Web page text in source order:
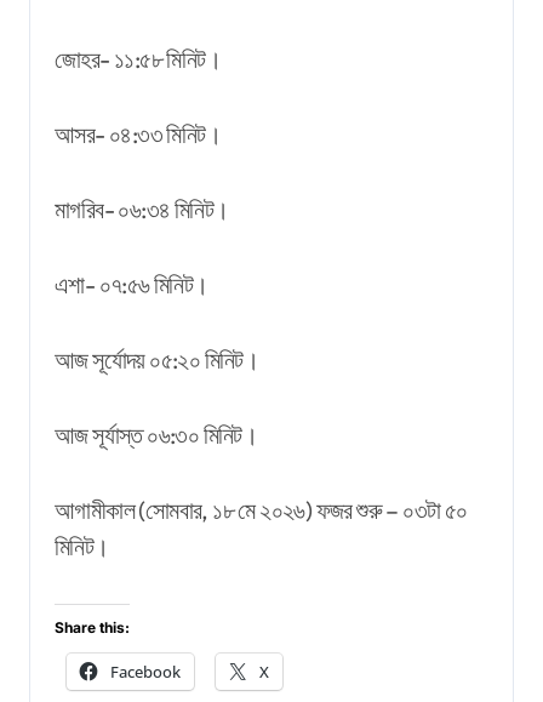
জোহর- ১১:৫৮ মিনিট।
আসর- ০৪:৩৩ মিনিট।
মাগরিব- ০৬:৩৪ মিনিট।
এশা- ০৭:৫৬ মিনিট।
আজ সূর্যোদয় ০৫:২০ মিনিট।
আজ সূর্যাস্ত ০৬:৩০ মিনিট।
আগামীকাল (সোমবার, ১৮ মে ২০২৬) ফজর শুরু – ০৩টা ৫০
মিনিট।
Share this:
Facebook X